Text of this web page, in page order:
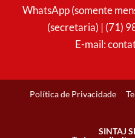
WhatsApp (somente
(secretaria) | (71)
E-mail:
Política de Privacidade
SINTAJ